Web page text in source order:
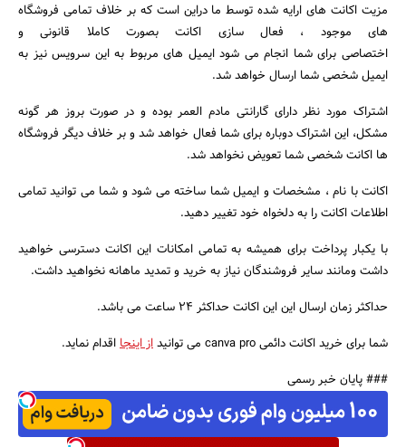
مزیت اکانت های ارایه شده توسط ما دراین است که بر خلاف تمامی فروشگاه
های موجود ، فعال سازی اکانت بصورت کاملا قانونی و
اختصاصی برای شما انجام می شود ایمیل های مربوط به این سرویس نیز به
ایمیل شخصی شما ارسال خواهد شد.
اشتراک مورد نظر دارای گارانتی مادم العمر بوده و در صورت بروز هر گونه
مشکل، این اشتراک دوباره برای شما فعال خواهد شد و بر خلاف دیگر فروشگاه
ها اکانت شخصی شما تعویض نخواهد شد.
اکانت با نام ، مشخصات و ایمیل شما ساخته می شود و شما می توانید تمامی
اطلاعات اکانت را به دلخواه خود تغییر دهید.
با یکبار پرداخت برای همیشه به تمامی امکانات این اکانت دسترسی خواهید
داشت ومانند سایر فروشندگان نیاز به خرید و تمدید ماهانه نخواهید داشت.
حداکثر زمان ارسال این این اکانت حداکثر 24 ساعت می باشد.
شما برای خرید اکانت دائمی canva pro می توانید
از اینجااقدام نماید.
### پایان خبر رسمی